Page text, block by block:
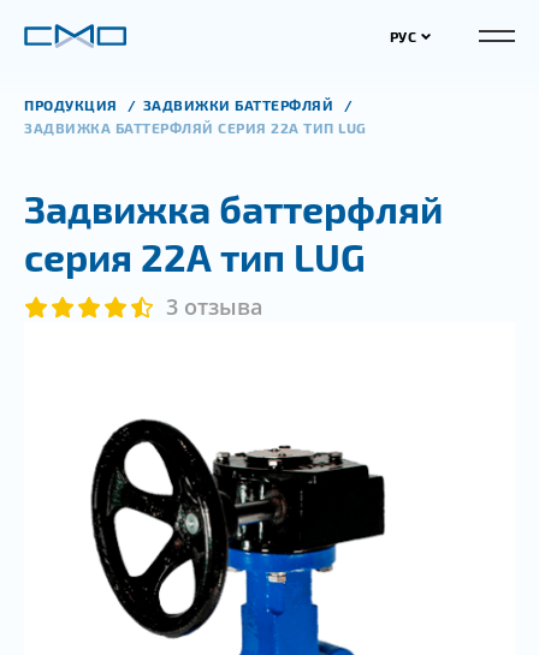
РУС
ПРОДУКЦИЯ
ЗАДВИЖКИ БАТТЕРФЛЯЙ
ЗАДВИЖКА БАТТЕРФЛЯЙ СЕРИЯ 22А ТИП LUG
Задвижка баттерфляй
серия 22А тип LUG
3 отзыва